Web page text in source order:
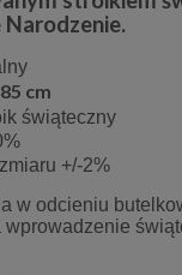
Narodzenie.
cm
świąteczny
+/-2%
w odcieniu
wprowadzenie